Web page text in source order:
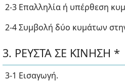
2-3 Επαλληλία ή υπέρθεση
2-4 Συμβολή δύο κυμάτων
3. ΡΕΥΣΤΑ ΣΕ ΚΙΝΗΣΗ *
3-1 Εισαγωγή.